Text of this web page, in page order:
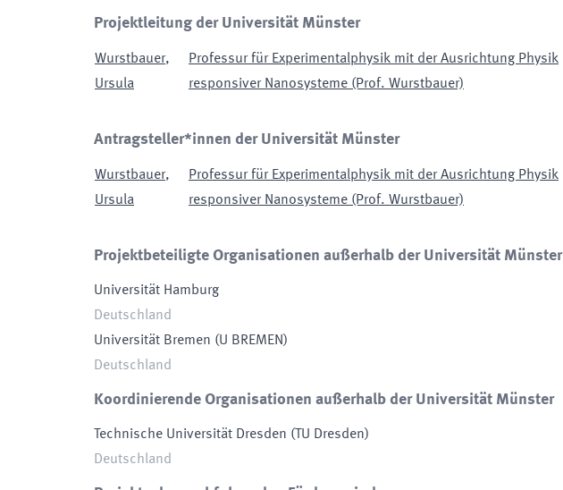
Projektleitung der Universität Münster
Wurstbauer,
Ursula
Professur für Experimentalphysik mit der Ausrichtung Physik
responsiver Nanosysteme (Prof. Wurstbauer)
Antragsteller*innen der Universität Münster
Wurstbauer,
Ursula
Professur für Experimentalphysik mit der Ausrichtung Physik
responsiver Nanosysteme (Prof. Wurstbauer)
Projektbeteiligte Organisationen außerhalb der Universität Münster
Universität Hamburg
Deutschland
Universität Bremen (U BREMEN)
Deutschland
Koordinierende Organisationen außerhalb der Universität Münster
Technische Universität Dresden ( TU Dresden)
Deutschland